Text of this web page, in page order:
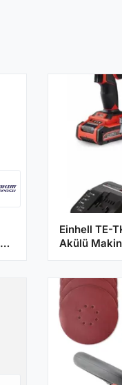
Einhell TE-
Akülü